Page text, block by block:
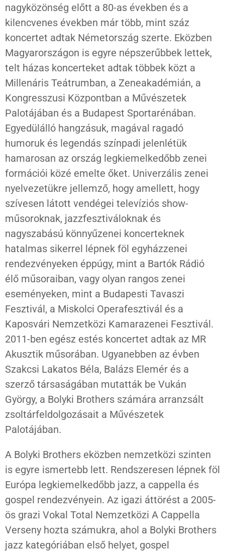
nagyközönség előtt a 80-as években és a
kilencvenes években már több, mint száz
koncertet adtak Németország szerte. Eközben
Magyarországon is egyre népszerűbbek lettek,
telt házas koncerteket adtak többek közt a
Millenáris Teátrumban, a Zeneakadémián, a
Kongresszusi Központban a Művészetek
Palotájában és a Budapest Sportarénában.
Egyedülálló hangzásuk, magával ragadó
humoruk és legendás színpadi jelenlétük
hamarosan az ország legkiemelkedőbb zenei
formációi közé emelte őket. Univerzális zenei
nyelvezetükre jellemző, hogy amellett, hogy
szívesen látott vendégei televíziós show-
műsoroknak, jazzfesztiváloknak és
nagyszabású könnyűzenei koncerteknek
hatalmas sikerrel lépnek föl egyházzenei
rendezvényeken éppúgy, mint a Bartók Rádió
élő műsoraiban, vagy olyan rangos zenei
eseményeken, mint a Budapesti Tavaszi
Fesztivál, a Miskolci Operafesztivál és a
Kaposvári Nemzetközi Kamarazenei Fesztivál.
2011-ben egész estés koncertet adtak az MR
Akusztik műsorában. Ugyanebben az évben
Szakcsi Lakatos Béla, Balázs Elemér és a
szerző társaságában mutatták be Vukán
György, a Bolyki Brothers számára arranzsált
zsoltárfeldolgozásait a Művészetek
Palotájában.
A Bolyki Brothers eközben nemzetközi szinten
is egyre ismertebb lett. Rendszeresen lépnek föl
Európa legkiemelkedőbb jazz, a cappella és
gospel rendezvényein. Az igazi áttörést a 2005-
ös grazi Vokal Total Nemzetközi A Cappella
Verseny hozta számukra, ahol a Bolyki Brothers
jazz kategóriában első helyet, gospel